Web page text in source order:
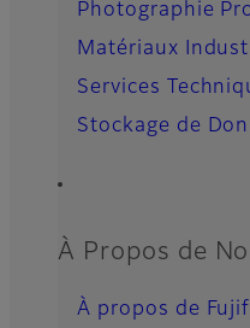
Photographie
Matériaux
Services
Stockage de
À Propos de
À propos de